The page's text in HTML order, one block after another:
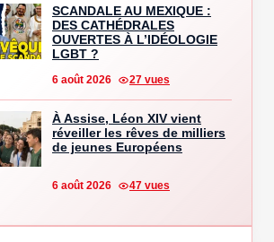
SCANDALE AU MEXIQUE :
DES CATHÉDRALES
OUVERTES À L’IDÉOLOGIE
LGBT ?
6 août 2026 27 vues
À Assise, Léon XIV vient
réveiller les rêves de milliers
de jeunes Européens
6 août 2026 47 vues